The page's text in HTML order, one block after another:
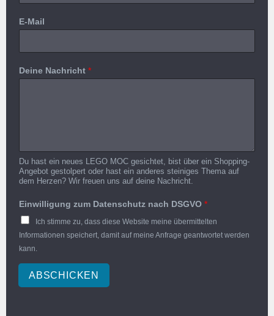
E-Mail
Deine Nachricht *
Du hast ein neues LEGO MOC gesichtet, bist über ein Shopping-
Angebot gestolpert oder hast ein anderes steiniges Thema auf
dem Herzen? Wir freuen uns auf deine Nachricht.
Einwilligung zum Datenschutz nach DSGVO *
Ich stimme zu, dass diese Website meine übermittelten
Informationen speichert, damit auf meine Anfrage geantwortet werden
kann.
ABSCHICKEN